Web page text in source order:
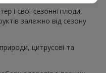
і свої сезонні плоди,
залежно від сезону
цитрусові та